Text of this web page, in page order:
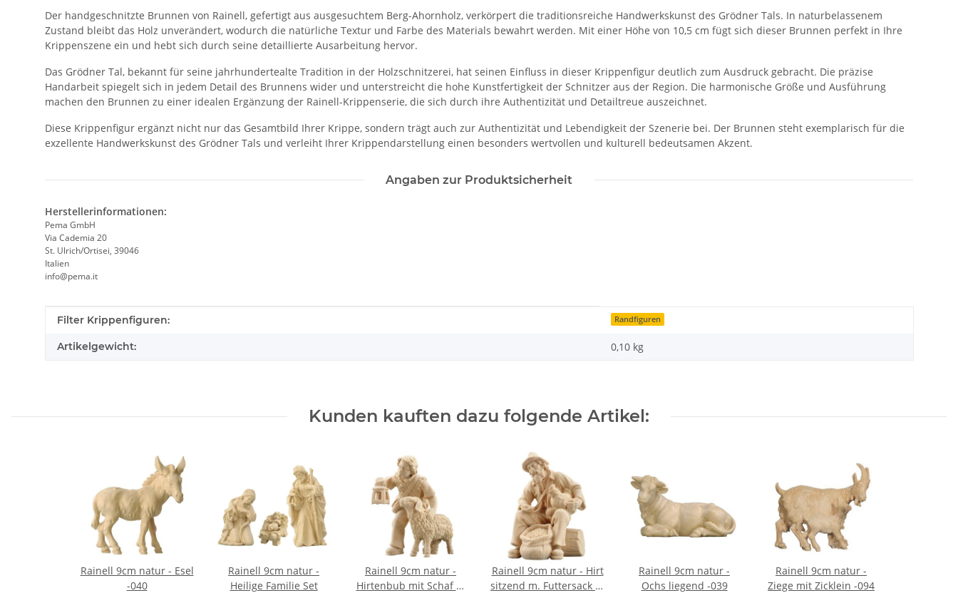
Der handgeschnitzte Brunnen von Rainell, gefertigt aus ausgesuchtem Berg-Ahornholz, verkörpert die traditionsreiche Handwerkskunst des Grödner Tals. In naturbelassenem
Zustand bleibt das Holz unverändert, wodurch die natürliche Textur und Farbe des Materials bewahrt werden. Mit einer Höhe von 10,5 cm fügt sich dieser Brunnen perfekt in Ihre
Krippenszene ein und hebt sich durch seine detaillierte Ausarbeitung hervor.
Das Grödner Tal, bekannt für seine jahrhundertealte Tradition in der Holzschnitzerei, hat seinen Einfluss in dieser Krippenfigur deutlich zum Ausdruck gebracht. Die präzise
Handarbeit spiegelt sich in jedem Detail des Brunnens wider und unterstreicht die hohe Kunstfertigkeit der Schnitzer aus der Region. Die harmonische Größe und Ausführung
machen den Brunnen zu einer idealen Ergänzung der Rainell-Krippenserie, die sich durch ihre Authentizität und Detailtreue auszeichnet.
Diese Krippenfigur ergänzt nicht nur das Gesamtbild Ihrer Krippe, sondern trägt auch zur Authentizität und Lebendigkeit der Szenerie bei. Der Brunnen steht exemplarisch für die
exzellente Handwerkskunst des Grödner Tals und verleiht Ihrer Krippendarstellung einen besonders wertvollen und kulturell bedeutsamen Akzent.
Angaben zur Produktsicherheit
Herstellerinformationen:
Pema GmbH
Via Cademia 20
St. Ulrich/Ortisei, 39046
Italien
info@pema.it
Produkteigenschaft
Wert
Filter Krippenfiguren: Randfiguren
Artikelgewicht: 0,10 kg
Kunden kauften dazu folgende Artikel:
Rainell 9cm natur - Esel
-040
Rainell 9cm natur -
Heilige Familie Set
Rainell 9cm natur -
Hirtenbub mit Schaf u.
Rainell 9cm natur - Hirt
sitzend m. Futtersack u.
Rainell 9cm natur -
Ochs liegend -039
Rainell 9cm natur -
Ziege mit Zicklein -094